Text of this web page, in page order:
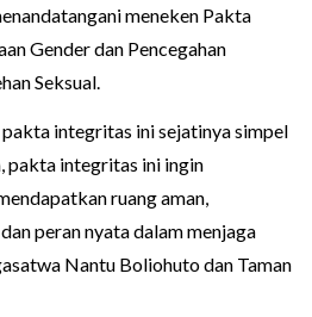
meneken Pakta
Gender dan Pencegahan
Seksual.
pakta integritas ini sejatinya simpel
pakta integritas ini ingin
ruang aman,
peran nyata dalam menjaga
Nantu Boliohuto dan Taman